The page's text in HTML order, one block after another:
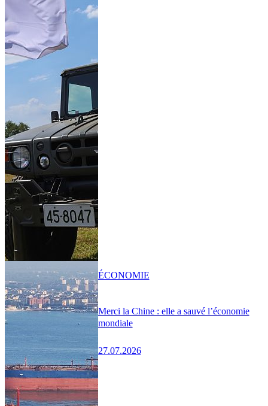
Merci la Chine : elle a sauvé l’économie
mondiale
27.07.2026
ÉCONOMIE